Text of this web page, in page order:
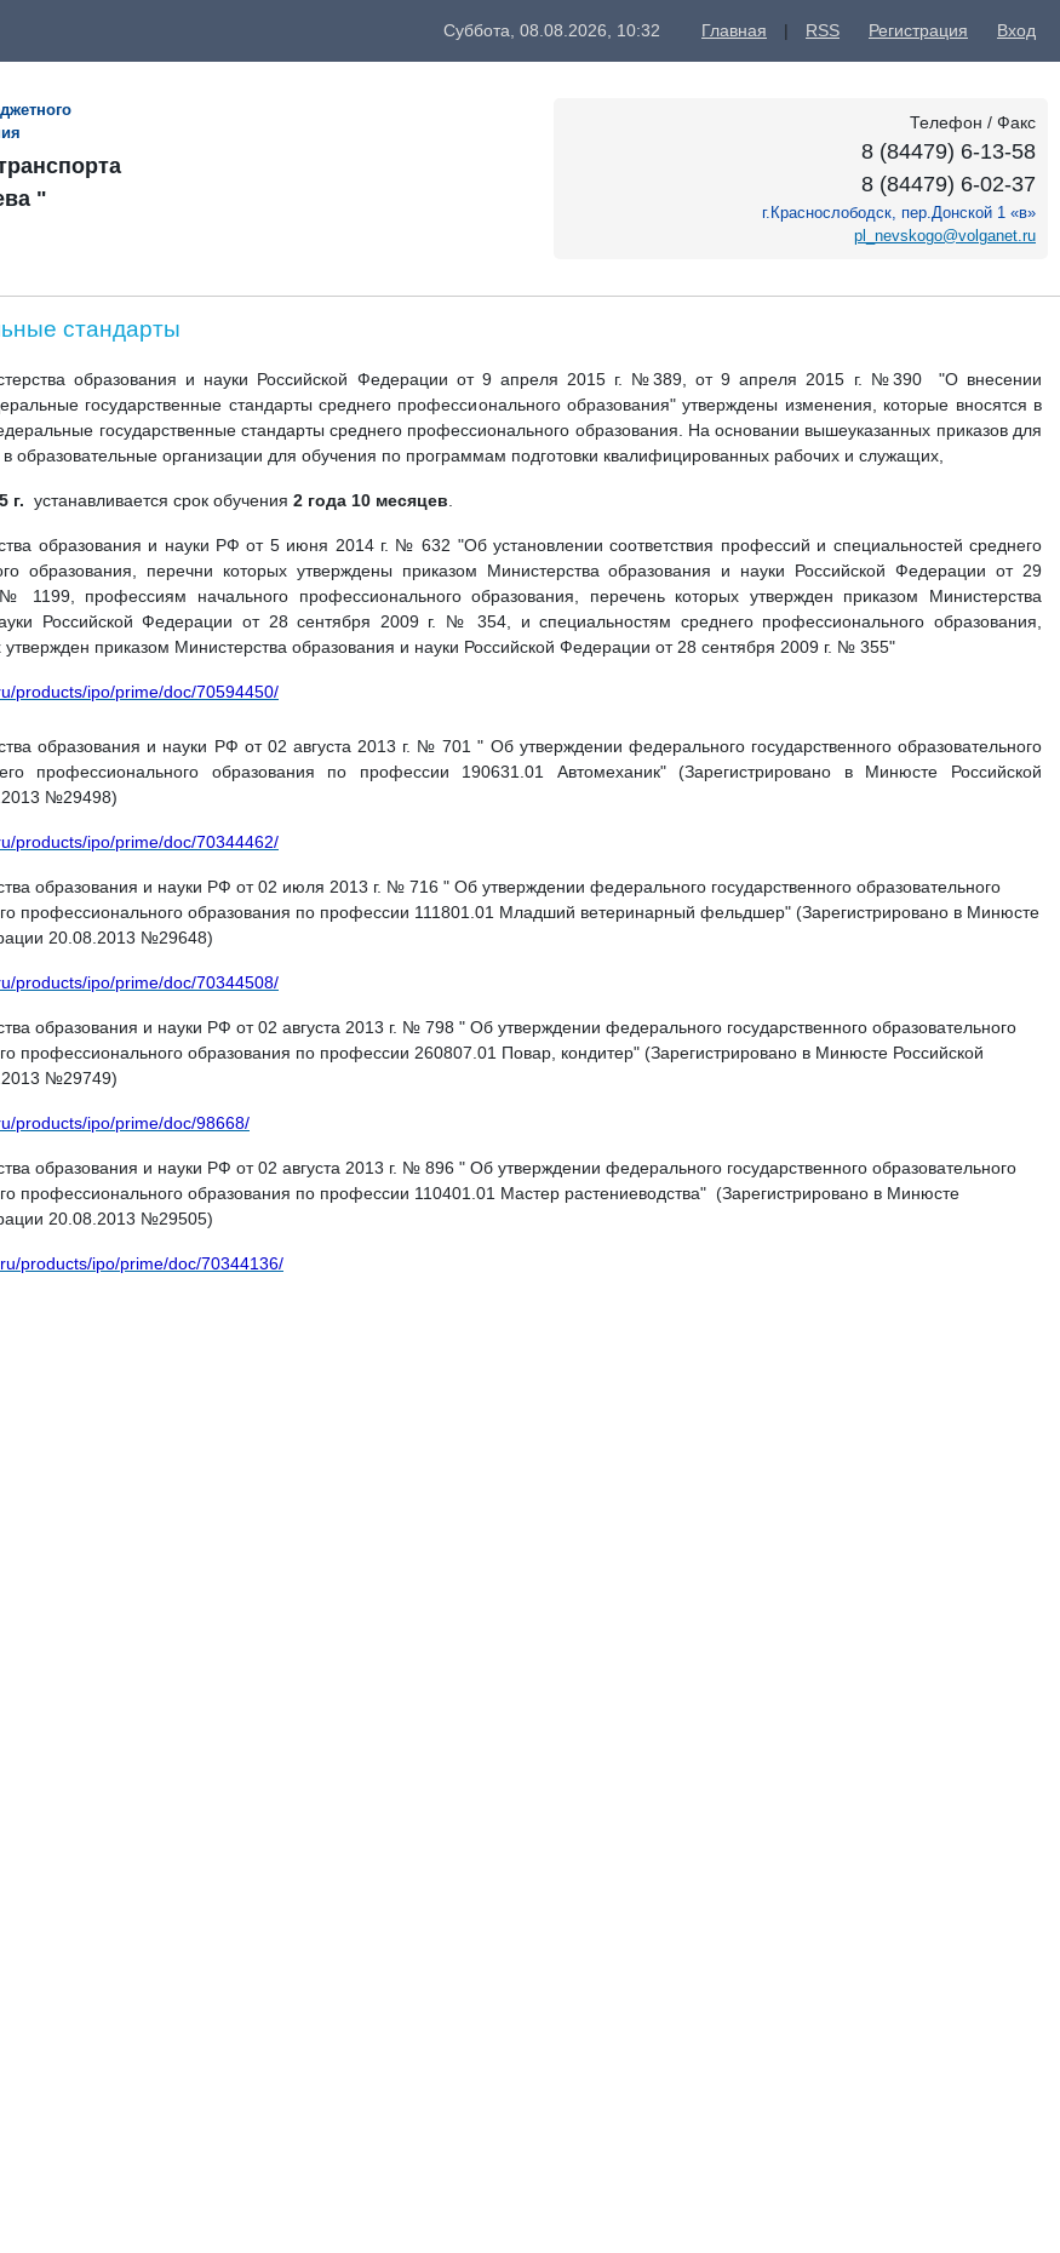
Суббота, 08.08.2026, 10:32 Главная | RSS Регистрация Вход
"
Телефон / Факс
8 (84479) 6-13-58
8 (84479) 6-02-37
г.Краснослободск, пер.Донской 1 «в»
pl_nevskogo@volganet.ru
стандарты
образования и науки Российской Федерации от 9 апреля 2015 г. №389, от 9 апреля 2015 г. №390 "О внесении
государственные стандарты среднего профессионального образования" утверждены изменения, которые вносятся в
государственные стандарты среднего профессионального образования. На основании вышеуказанных приказов для
образовательные организации для обучения по программам подготовки квалифицированных рабочих и служащих,
г. устанавливается срок обучения 2 года 10 месяцев
образования и науки РФ от 5 июня 2014 г. № 632 "Об установлении соответствия профессий и специальностей среднего
образования, перечни которых утверждены приказом Министерства образования и науки Российской Федерации от 29
1199, профессиям начального профессионального образования, перечень которых утвержден приказом Министерства
Российской Федерации от 28 сентября 2009 г. № 354, и специальностям среднего профессионального образования,
утвержден приказом Министерства образования и науки Российской Федерации от 28 сентября 2009 г. № 355"
products/ipo/prime/doc/70594450/
образования и науки РФ от 02 августа 2013 г. № 701 " Об утверждении федерального государственного образовательного
профессионального образования по профессии 190631.01 Автомеханик" (Зарегистрировано в Минюсте Российской
№29498)
products/ipo/prime/doc/70344462/
образования и науки РФ от 02 июля 2013 г. № 716 " Об утверждении федерального государственного образовательного
профессионального образования по профессии 111801.01 Младший ветеринарный фельдшер" (Зарегистрировано в Минюсте
20.08.2013 №29648)
products/ipo/prime/doc/70344508/
образования и науки РФ от 02 августа 2013 г. № 798 " Об утверждении федерального государственного образовательного
профессионального образования по профессии 260807.01 Повар, кондитер" (Зарегистрировано в Минюсте Российской
№29749)
products/ipo/prime/doc/98668/
образования и науки РФ от 02 августа 2013 г. № 896 " Об утверждении федерального государственного образовательного
профессионального образования по профессии 110401.01 Мастер растениеводства" (Зарегистрировано в Минюсте
20.08.2013 №29505)
products/ipo/prime/doc/70344136/